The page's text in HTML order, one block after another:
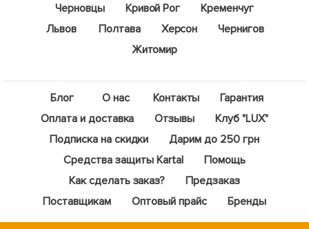
Черновцы
Кривой Рог
Кременчуг
Львов
Полтава Херсон
Чернигов
Житомир
Блог О нас Контакты
Гарантия
Оплата и доставка
Отзывы
Клуб "LUX"
Подписка на скидки
Дарим до 250 грн
Средства защиты Kartal
Помощь
Как сделать заказ?
Предзаказ
Поставщикам
Оптовый прайс Бренды